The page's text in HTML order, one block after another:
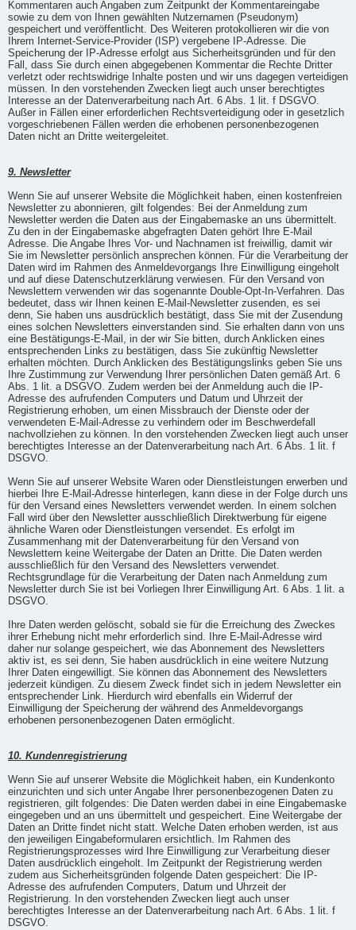
Kommentaren auch Angaben zum Zeitpunkt der Kommentareingabe
sowie zu dem von Ihnen gewählten Nutzernamen (Pseudonym)
gespeichert und veröffentlicht. Des Weiteren protokollieren wir die von
Ihrem Internet-Service-Provider (ISP) vergebene IP-Adresse. Die
Speicherung der IP-Adresse erfolgt aus Sicherheitsgründen und für den
Fall, dass Sie durch einen abgegebenen Kommentar die Rechte Dritter
verletzt oder rechtswidrige Inhalte posten und wir uns dagegen verteidigen
müssen. In den vorstehenden Zwecken liegt auch unser berechtigtes
Interesse an der Datenverarbeitung nach Art. 6 Abs. 1 lit. f DSGVO.
Außer in Fällen einer erforderlichen Rechtsverteidigung oder in gesetzlich
vorgeschriebenen Fällen werden die erhobenen personenbezogenen
Daten nicht an Dritte weitergeleitet.
9. Newsletter
Wenn Sie auf unserer Website die Möglichkeit haben, einen kostenfreien
Newsletter zu abonnieren, gilt folgendes: Bei der Anmeldung zum
Newsletter werden die Daten aus der Eingabemaske an uns übermittelt.
Zu den in der Eingabemaske abgefragten Daten gehört Ihre E-Mail
Adresse. Die Angabe Ihres Vor- und Nachnamen ist freiwillig, damit wir
Sie im Newsletter persönlich ansprechen können. Für die Verarbeitung der
Daten wird im Rahmen des Anmeldevorgangs Ihre Einwilligung eingeholt
und auf diese Datenschutzerklärung verwiesen. Für den Versand von
Newslettern verwenden wir das sogenannte Double-Opt-In-Verfahren. Das
bedeutet, dass wir Ihnen keinen E-Mail-Newsletter zusenden, es sei
denn, Sie haben uns ausdrücklich bestätigt, dass Sie mit der Zusendung
eines solchen Newsletters einverstanden sind. Sie erhalten dann von uns
eine Bestätigungs-E-Mail, in der wir Sie bitten, durch Anklicken eines
entsprechenden Links zu bestätigen, dass Sie zukünftig Newsletter
erhalten möchten. Durch Anklicken des Bestätigungslinks geben Sie uns
Ihre Zustimmung zur Verwendung Ihrer persönlichen Daten gemäß Art. 6
Abs. 1 lit. a DSGVO. Zudem werden bei der Anmeldung auch die IP-
Adresse des aufrufenden Computers und Datum und Uhrzeit der
Registrierung erhoben, um einen Missbrauch der Dienste oder der
verwendeten E-Mail-Adresse zu verhindern oder im Beschwerdefall
nachvollziehen zu können. In den vorstehenden Zwecken liegt auch unser
berechtigtes Interesse an der Datenverarbeitung nach Art. 6 Abs. 1 lit. f
DSGVO.
Wenn Sie auf unserer Website Waren oder Dienstleistungen erwerben und
hierbei Ihre E-Mail-Adresse hinterlegen, kann diese in der Folge durch uns
für den Versand eines Newsletters verwendet werden. In einem solchen
Fall wird über den Newsletter ausschließlich Direktwerbung für eigene
ähnliche Waren oder Dienstleistungen versendet. Es erfolgt im
Zusammenhang mit der Datenverarbeitung für den Versand von
Newslettern keine Weitergabe der Daten an Dritte. Die Daten werden
ausschließlich für den Versand des Newsletters verwendet.
Rechtsgrundlage für die Verarbeitung der Daten nach Anmeldung zum
Newsletter durch Sie ist bei Vorliegen Ihrer Einwilligung Art. 6 Abs. 1 lit. a
DSGVO.
Ihre Daten werden gelöscht, sobald sie für die Erreichung des Zweckes
ihrer Erhebung nicht mehr erforderlich sind. Ihre E-Mail-Adresse wird
daher nur solange gespeichert, wie das Abonnement des Newsletters
aktiv ist, es sei denn, Sie haben ausdrücklich in eine weitere Nutzung
Ihrer Daten eingewilligt. Sie können das Abonnement des Newsletters
jederzeit kündigen. Zu diesem Zweck findet sich in jedem Newsletter ein
entsprechender Link. Hierdurch wird ebenfalls ein Widerruf der
Einwilligung der Speicherung der während des Anmeldevorgangs
erhobenen personenbezogenen Daten ermöglicht.
10. Kundenregistrierung
Wenn Sie auf unserer Website die Möglichkeit haben, ein Kundenkonto
einzurichten und sich unter Angabe Ihrer personenbezogenen Daten zu
registrieren, gilt folgendes: Die Daten werden dabei in eine Eingabemaske
eingegeben und an uns übermittelt und gespeichert. Eine Weitergabe der
Daten an Dritte findet nicht statt. Welche Daten erhoben werden, ist aus
den jeweiligen Eingabeformularen ersichtlich. Im Rahmen des
Registrierungsprozesses wird Ihre Einwilligung zur Verarbeitung dieser
Daten ausdrücklich eingeholt. Im Zeitpunkt der Registrierung werden
zudem aus Sicherheitsgründen folgende Daten gespeichert: Die IP-
Adresse des aufrufenden Computers, Datum und Uhrzeit der
Registrierung. In den vorstehenden Zwecken liegt auch unser
berechtigtes Interesse an der Datenverarbeitung nach Art. 6 Abs. 1 lit. f
DSGVO.